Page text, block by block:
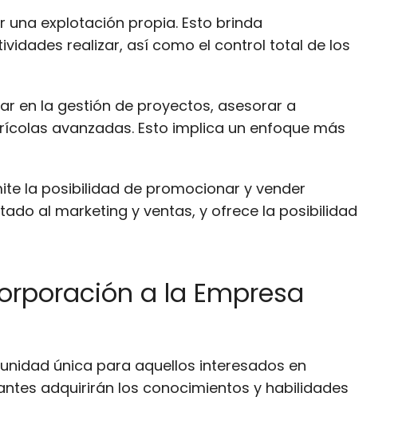
explotación propia. Esto brinda
realizar, así como el control total de los
en la gestión de proyectos, asesorar a
avanzadas. Esto implica un enfoque más
la posibilidad de promocionar y vender
al marketing y ventas, y ofrece la posibilidad
a la Empresa
única para aquellos interesados en
adquirirán los conocimientos y habilidades